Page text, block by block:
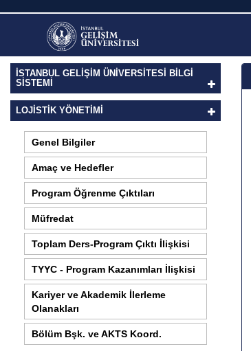
İSTANBUL GELİŞİM ÜNİVERSİTESİ BİLGİ
SİSTEMİ
LOJISTIK YÖNETIMI
Genel Bilgiler
Amaç ve Hedefler
Program Öğrenme Çıktıları
Müfredat
Toplam Ders-Program Çıktı İlişkisi
TYYC - Program Kazanımları İlişkisi
Kariyer ve Akademik İlerleme
Olanakları
Bölüm Bşk. ve AKTS Koord.